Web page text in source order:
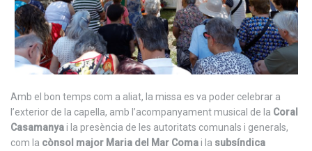
Amb el bon temps com a aliat, la missa es va poder celebrar a
l’exterior de la capella, amb l’acompanyament musical de la Coral
Casamanyai la presència de les autoritats comunals i generals,
com la cònsol major Maria del Mar Comai la subsíndica